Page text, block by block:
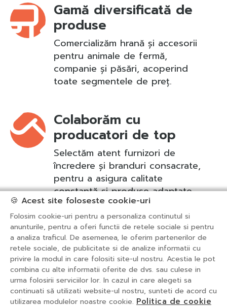
Gamă diversificată de
produse
Comercializăm hrană și accesorii
pentru animale de fermă,
companie și păsări, acoperind
toate segmentele de preț.
Colaborăm cu
producatori de top
Selectăm atent furnizori de
încredere și branduri consacrate,
pentru a asigura calitate
constantă și produse adaptate
nevoilor partenerilor noștri.
Despre noi
Produse
Magazine
Shop Online
Contact
Politica de cookies
🍪 Acest site foloseste cookie-uri
Folosim cookie-uri pentru a personaliza continutul si
anunturile, pentru a oferi functii de retele sociale si pentru
a analiza traficul. De asemenea, le oferim partenerilor de
retele sociale, de publicitate si de analize informatii cu
privire la modul in care folositi site-ul nostru. Acestia le pot
combina cu alte informatii oferite de dvs. sau culese in
urma folosirii serviciilor lor. In cazul in care alegeti sa
continuati să utilizati website-ul nostru, sunteti de acord cu
utilizarea modulelor noastre cookie. Politica de cookie